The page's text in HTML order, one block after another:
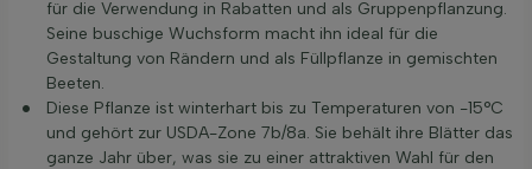
für die Verwendung in Rabatten und als Gruppenpflanzung.
Seine buschige Wuchsform macht ihn ideal für die
Gestaltung von Rändern und als Füllpflanze in gemischten
Beeten.
Diese Pflanze ist winterhart bis zu Temperaturen von -15°C
und gehört zur USDA-Zone 7b/8a. Sie behält ihre Blätter das
ganze Jahr über, was sie zu einer attraktiven Wahl für den